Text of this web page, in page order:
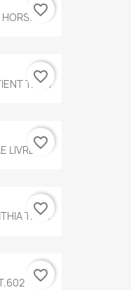
favorite_border
T.634
favorite_border
LIVRE...
favorite_border
T.560
favorite_border
favorite_border